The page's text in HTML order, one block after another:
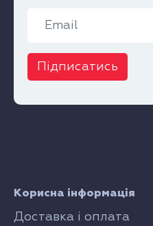
Підписатись
Корисна інформація
Доставка і оплата